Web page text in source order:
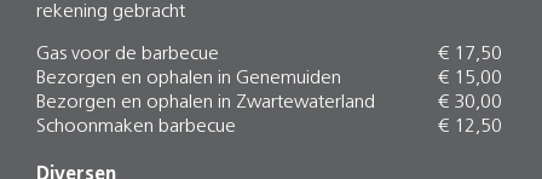
rekening gebracht
Gas voor de barbecue
€ 17,50
Bezorgen en ophalen in Genemuiden
€ 15,00
Bezorgen en ophalen in Zwartewaterland
€ 30,00
Schoonmaken barbecue
€ 12,50